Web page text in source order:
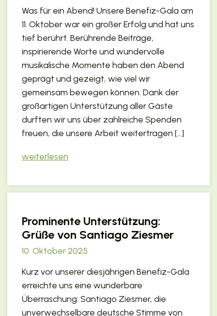
Was für ein Abend! Unsere Benefiz-Gala am
11. Oktober war ein großer Erfolg und hat uns
tief berührt. Berührende Beiträge,
inspirierende Worte und wundervolle
musikalische Momente haben den Abend
geprägt und gezeigt, wie viel wir
gemeinsam bewegen können. Dank der
großartigen Unterstützung aller Gäste
durften wir uns über zahlreiche Spenden
freuen, die unsere Arbeit weitertragen […]
weiterlesen
Prominente Unterstützung:
Grüße von Santiago Ziesmer
10. Oktober 2025
Kurz vor unserer diesjährigen Benefiz-Gala
erreichte uns eine wunderbare
Überraschung: Santiago Ziesmer, die
unverwechselbare deutsche Stimme von